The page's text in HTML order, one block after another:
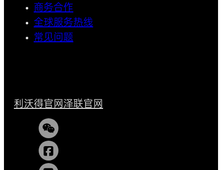
商务合作
全球服务热线
常见问题
利沃得官网泽联官网